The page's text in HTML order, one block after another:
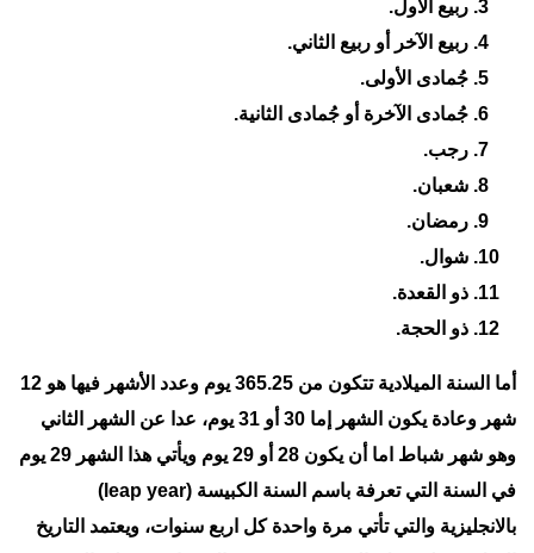
ربيع الأول.
ربيع الآخر أو ربيع الثاني.
جُمادى الأولى.
جُمادى الآخرة أو جُمادى الثانية.
رجب.
شعبان.
رمضان.
شوال.
ذو القعدة.
ذو الحجة.
أما السنة الميلادية تتكون من 365.25 يوم وعدد الأشهر فيها هو 12
شهر وعادة يكون الشهر إما 30 أو 31 يوم، عدا عن الشهر الثاني
وهو شهر شباط اما أن يكون 28 أو 29 يوم ويأتي هذا الشهر 29 يوم
في السنة التي تعرفة باسم السنة الكبيسة (leap year)
بالانجليزية والتي تأتي مرة واحدة كل اربع سنوات، ويعتمد التاريخ